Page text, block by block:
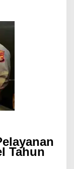
Tahun